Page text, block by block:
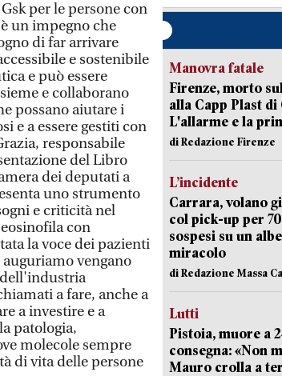
per le persone con
un impegno che
di far arrivare
e sostenibile
e può essere
e collaborano
possano aiutare i
e a essere gestiti con
responsabile
del Libro
dei deputati a
uno strumento
e criticità nel
con
la voce dei pazienti
vengano
a fare, anche a
a investire e a
patologia,
molecole sempre
di vita delle persone
Manovra fatale
Firenze, morto
alla Capp Plast di
L'allarme e la
di Redazione Firenze
L’incidente
Carrara, volano
col pick-up per
sospesi su un
miracolo
di Redazione Massa
Lutti
Pistoia, muore a
consegna: «Non
Mauro crolla a